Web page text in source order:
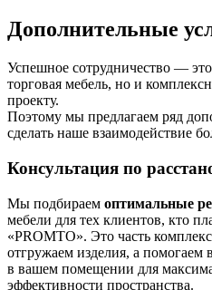
Дополнительные
Успешное сотрудничество — это
торговая мебель, но и
проекту.
Поэтому мы предлагаем ряд
сделать наше взаимодействие
Консультация по
Мы подбираем оптимальные
мебели для тех клиентов, кто
«PROMTO». Это часть
отгружаем изделия, а помогаем
в вашем помещении для
эффективности пространства.